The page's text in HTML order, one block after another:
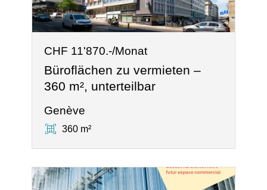
CHF 11'870.-/Monat
Büroflächen zu vermieten –
360 m², unterteilbar
Genève
360 m²